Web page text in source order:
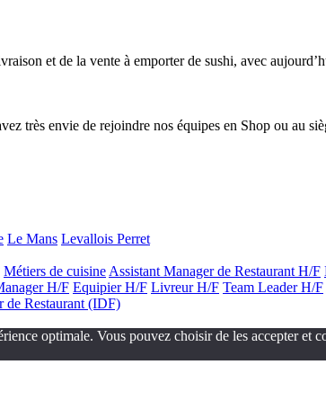
et de la vente à emporter de sushi, avec
très envie de rejoindre nos équipes en Shop ou au
Le Mans Levallois Perret
Métiers de cuisine Assistant Manager de Restaurant H/F
H/F Equipier H/F Livreur H/F Team Leader H/F
de Restaurant (IDF)
optimale. Vous pouvez choisir de les accepter et